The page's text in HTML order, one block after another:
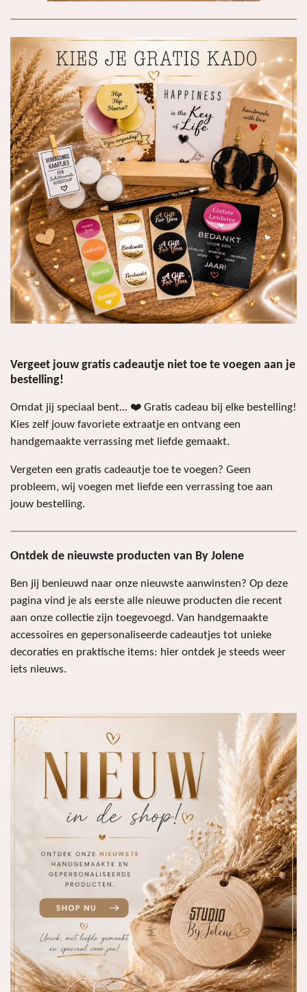
Vergeet jouw gratis cadeautje niet toe te voegen aan je
bestelling!
Omdat jij speciaal bent... ❤️ Gratis cadeau bij elke bestelling!
Kies zelf jouw favoriete extraatje en ontvang een
handgemaakte verrassing met liefde gemaakt.
Vergeten een gratis cadeautje toe te voegen? Geen
probleem, wij voegen met liefde een verrassing toe aan
jouw bestelling.
Ontdek de nieuwste producten van By Jolene
Ben jij benieuwd naar onze nieuwste aanwinsten? Op deze
pagina vind je als eerste alle nieuwe producten die recent
aan onze collectie zijn toegevoegd. Van handgemaakte
accessoires en gepersonaliseerde cadeautjes tot unieke
decoraties en praktische items: hier ontdek je steeds weer
iets nieuws.